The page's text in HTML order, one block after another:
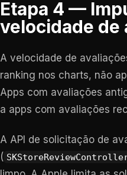
Etapa 4 —
velocidade de
A velocidade de
ranking nos charts, não
Apps com avaliações
a apps com avaliações
A API de solicitação de
(